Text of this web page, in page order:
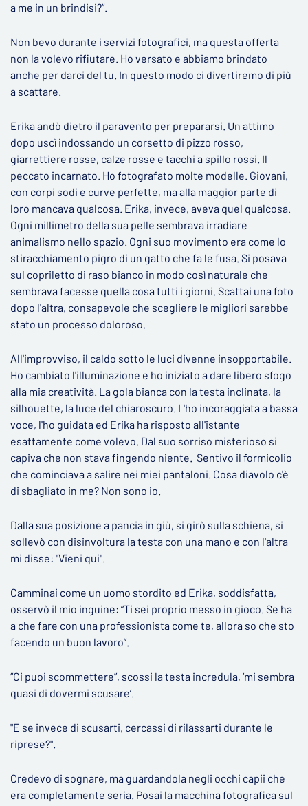
a me in un brindisi?”.
Non bevo durante i servizi fotografici, ma questa offerta
non la volevo rifiutare. Ho versato e abbiamo brindato
anche per darci del tu. In questo modo ci divertiremo di più
a scattare.
Erika andò dietro il paravento per prepararsi. Un attimo
dopo uscì indossando un corsetto di pizzo rosso,
giarrettiere rosse, calze rosse e tacchi a spillo rossi. Il
peccato incarnato. Ho fotografato molte modelle. Giovani,
con corpi sodi e curve perfette, ma alla maggior parte di
loro mancava qualcosa. Erika, invece, aveva quel qualcosa.
Ogni millimetro della sua pelle sembrava irradiare
animalismo nello spazio. Ogni suo movimento era come lo
stiracchiamento pigro di un gatto che fa le fusa. Si posava
sul copriletto di raso bianco in modo così naturale che
sembrava facesse quella cosa tutti i giorni. Scattai una foto
dopo l'altra, consapevole che scegliere le migliori sarebbe
stato un processo doloroso.
All'improvviso, il caldo sotto le luci divenne insopportabile.
Ho cambiato l'illuminazione e ho iniziato a dare libero sfogo
alla mia creatività. La gola bianca con la testa inclinata, la
silhouette, la luce del chiaroscuro. L'ho incoraggiata a bassa
voce, l'ho guidata ed Erika ha risposto all'istante
esattamente come volevo. Dal suo sorriso misterioso si
capiva che non stava fingendo niente. Sentivo il formicolio
che cominciava a salire nei miei pantaloni. Cosa diavolo c'è
di sbagliato in me? Non sono io.
Dalla sua posizione a pancia in giù, si girò sulla schiena, si
sollevò con disinvoltura la testa con una mano e con l'altra
mi disse: "Vieni qui".
Camminai come un uomo stordito ed Erika, soddisfatta,
osservò il mio inguine: “Ti sei proprio messo in gioco. Se ha
a che fare con una professionista come te, allora so che sto
facendo un buon lavoro”.
“Ci puoi scommettere”, scossi la testa incredula, ‘mi sembra
quasi di dovermi scusare’.
"E se invece di scusarti, cercassi di rilassarti durante le
riprese?".
Credevo di sognare, ma guardandola negli occhi capii che
era completamente seria. Posai la macchina fotografica sul